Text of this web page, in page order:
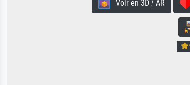
Voir en 3D / AR